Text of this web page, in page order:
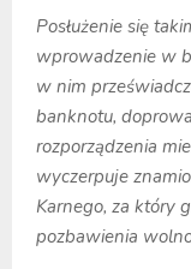
Posłużenie się
wprowadzenie w
w nim
banknotu,
rozporządzenia
wyczerpuje
Karnego, za który
pozbawienia